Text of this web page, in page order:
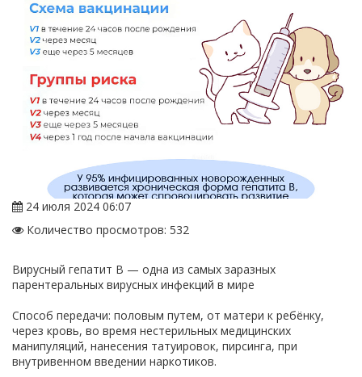
24 июля 2024 06:07
Количество просмотров: 532
Вирусный гепатит В — одна из самых заразных
парентеральных вирусных инфекций в мире
Способ передачи: половым путем, от матери к ребёнку,
через кровь, во время нестерильных медицинских
манипуляций, нанесения татуировок, пирсинга, при
внутривенном введении наркотиков.